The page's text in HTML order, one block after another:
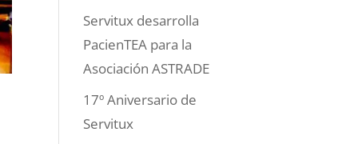
Servitux desarrolla
PacienTEA para la
Asociación ASTRADE
17º Aniversario de
Servitux